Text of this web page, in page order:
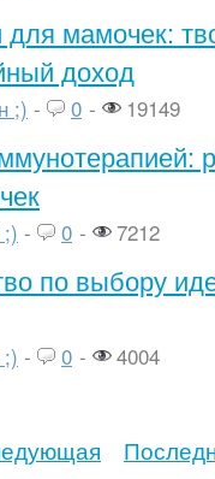
мамочек:
доход
;) - 0 - 19149
- 0 - 7212
по выбору
- 0 - 4004